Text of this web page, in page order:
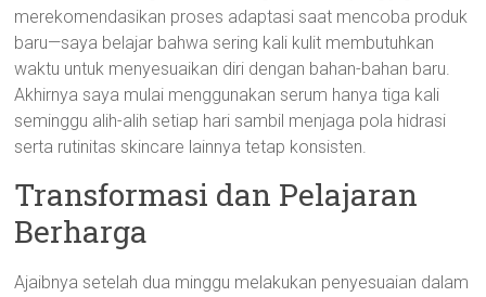
merekomendasikan proses adaptasi saat mencoba produk
baru—saya belajar bahwa sering kali kulit membutuhkan
waktu untuk menyesuaikan diri dengan bahan-bahan baru.
Akhirnya saya mulai menggunakan serum hanya tiga kali
seminggu alih-alih setiap hari sambil menjaga pola hidrasi
serta rutinitas skincare lainnya tetap konsisten.
Transformasi dan Pelajaran
Berharga
Ajaibnya setelah dua minggu melakukan penyesuaian dalam